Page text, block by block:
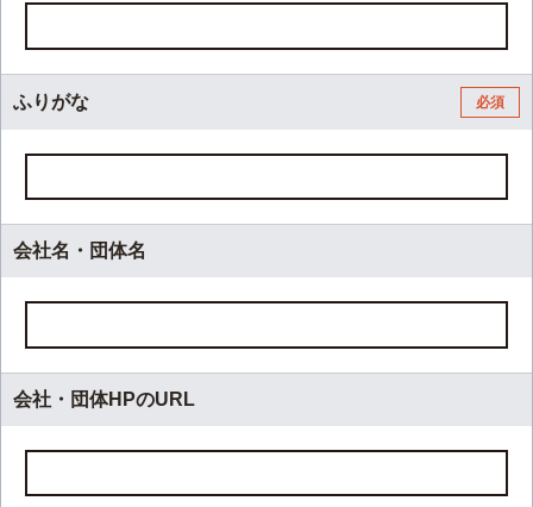
ふりがな 必須
会社名・団体名
会社・団体HPのURL